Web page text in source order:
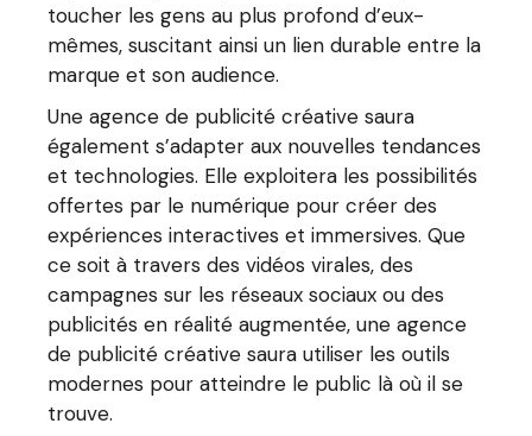
toucher les gens au plus profond d’eux-
mêmes, suscitant ainsi un lien durable entre la
marque et son audience.
Une agence de publicité créative saura
également s’adapter aux nouvelles tendances
et technologies. Elle exploitera les possibilités
offertes par le numérique pour créer des
expériences interactives et immersives. Que
ce soit à travers des vidéos virales, des
campagnes sur les réseaux sociaux ou des
publicités en réalité augmentée, une agence
de publicité créative saura utiliser les outils
modernes pour atteindre le public là où il se
trouve.